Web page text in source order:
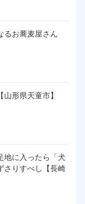
るお蕎麦屋さん
形県天童市】
地に入ったら「犬
さりすべし【長崎